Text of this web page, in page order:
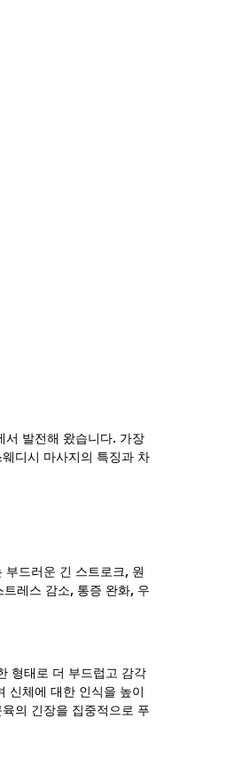
서 발전해 왔습니다. 가장
디시 마사지의 특징과 차
드러운 긴 스트로크, 원
레스 감소, 통증 완화, 우
형태로 더 부드럽고 감각
신체에 대한 인식을 높이
의 긴장을 집중적으로 푸